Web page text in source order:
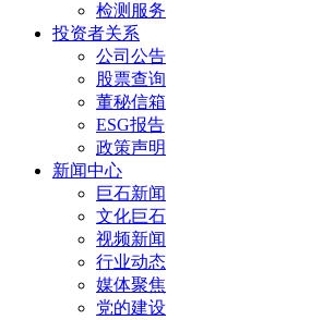
检测服务
投资者关系
公司公告
股票查询
董秘信箱
ESG报告
政策声明
新闻中心
巨石新闻
文化巨石
视频新闻
行业动态
媒体聚焦
党的建设